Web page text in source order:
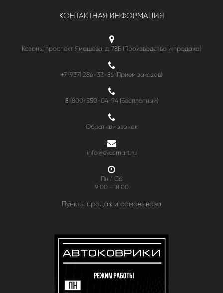
КОНТАКТНАЯ ИНФОРМАЦИЯ
Казань, проспект Ямашева, д. 78Б (Производство и продажа)
+7 (937) 286-33-86 (Прием заказов)
8 (800) 550-04-94(Бесплатный)
Обратный звонок
info@evasmart.ru
Пн / Сб
9:00 - 18:00
Пункты продаж и самовывоза